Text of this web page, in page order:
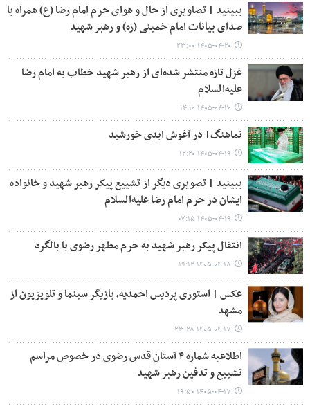
ببینید | تصاویری از حال و هوای حرم امام رضا (ع) همراه با
صدای بیانات امام خمینی (ره) و رهبر شهید
۱۴۰۵-۰۴-۲۰ ۲۳:۰۰
غزل تازه‌ منتشر شده‌ای از رهبر شهید خطاب به امام رضا
علیه‌السلام
۱۴۰۵-۰۴-۲۰ ۱۴:۱۰
نماهنگ| در آغوش ابدی خورشید
۱۴۰۵-۰۴-۱۹ ۱۲:۲۰
ببینید | تصویری دیگر از تشییع پیکر رهبر شهید و خانواده
ایشان در حرم امام رضا علیه‌السلام
۱۴۰۵-۰۴-۱۹ ۰۷:۱۵
انتقال پیکر رهبر شهید به حرم مطهر رضوی با بالگرد
۱۴۰۵-۰۴-۱۸ ۱۹:۱۲
عکس | استوری پردیس احمدیه، بازیگر سینما و تلویزیون از
مشهد
۱۴۰۵-۰۴-۱۷ ۲۳:۲۸
اطلاعیه شماره ۴ آستان قدس رضوی در خصوص مراسم
تشییع و تدفین رهبر شهید
۱۴۰۵-۰۴-۱۷ ۱۹:۵۰